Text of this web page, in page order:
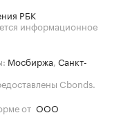
РБК
информационное
Мосбиржа, Санкт-
Cbonds.
от ООО